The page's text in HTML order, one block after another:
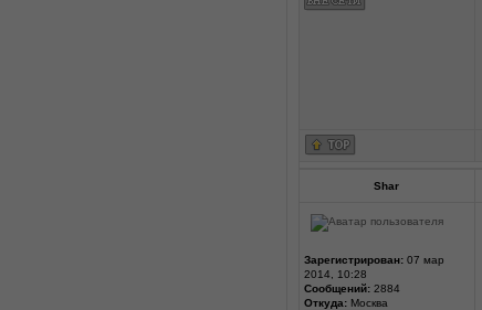
Shar
Зарегистрирован:07 мар
2014, 10:28
Сообщений:2884
Откуда:Москва